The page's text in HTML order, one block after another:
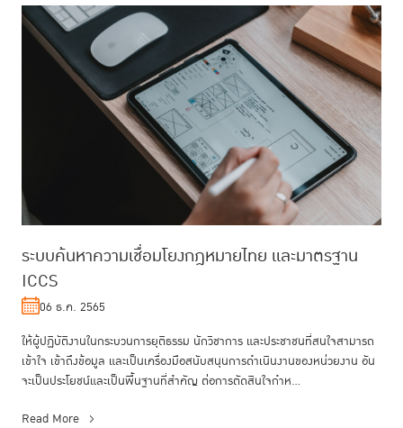
ระบบค้นหาความเชื่อมโยงกฎหมายไทย และมาตรฐาน
ICCS
06 ธ.ค. 2565
ให้ผู้ปฏิบัติงานในกระบวนการยุติธรรม นักวิชาการ และประชาชนที่สนใจสามารถ
เข้าใจ เข้าถึงข้อมูล และเป็นเครื่องมือสนับสนุนการดําเนินงานของหน่วยงาน อัน
จะเป็นประโยชน์และเป็นพื้นฐานที่สําคัญ ต่อการตัดสินใจกําห...
Read More